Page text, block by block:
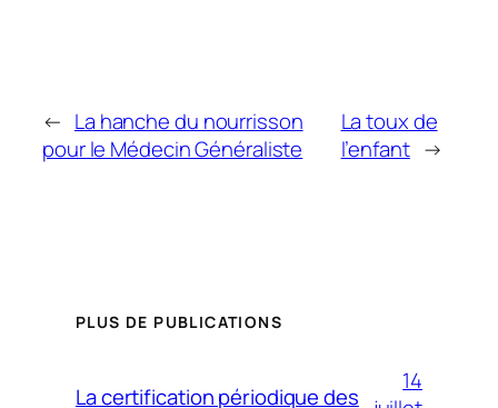
← La hanche du nourrisson
pour le Médecin Généraliste
La toux de
l’enfant →
PLUS DE PUBLICATIONS
La certification périodique des
14